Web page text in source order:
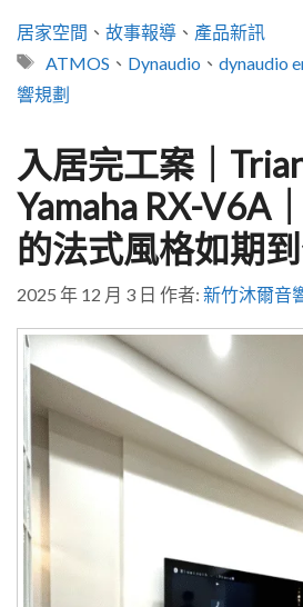
分
類
居家空間 、 故事報導 、 產品新訊
標
籤
ATMOS 、 Dynaudio 、 dynaudio
響規劃
入居完工案｜
Yamaha RX-V6A
的法式風格如期
2025 年 12 月 3 日 作者: 新竹沐爾音